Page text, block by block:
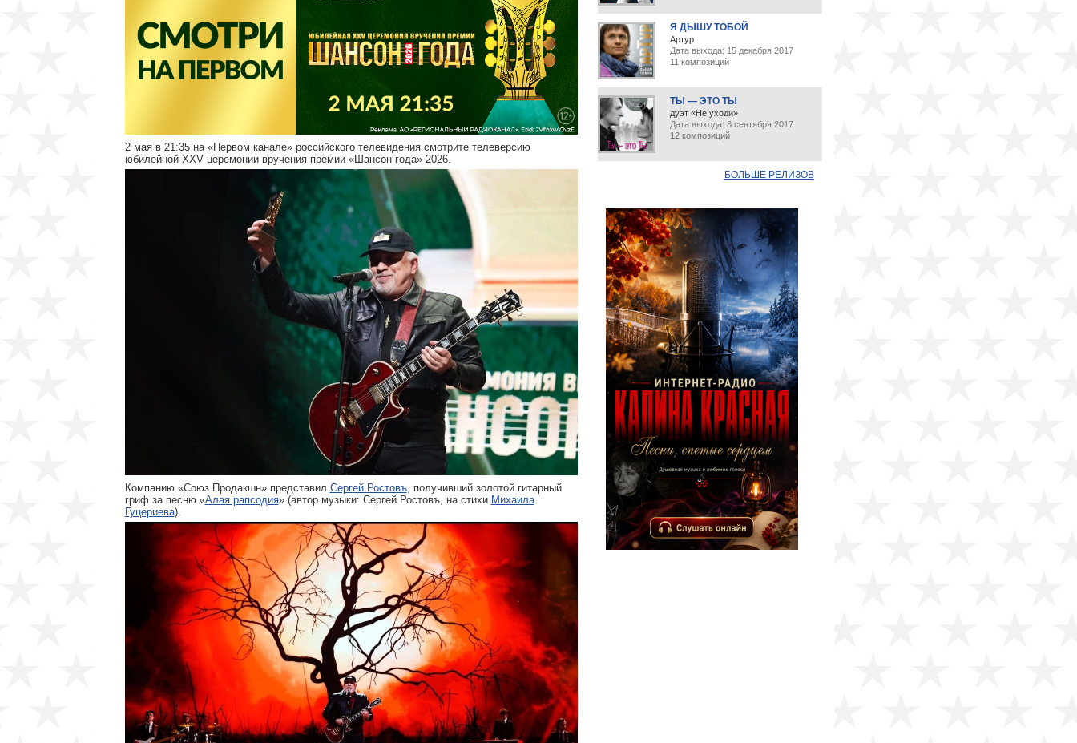
2 мая в 21:35 на «Первом канале» российского телевидения смотрите телеверсию
юбилейной XXV церемонии вручения премии «Шансон года» 2026.
Компанию «Союз Продакшн» представил Сергей Ростовъ, получивший золотой гитарный
гриф за песню «Алая рапсодия» (автор музыки: Сергей Ростовъ, на стихи Михаила
Гуцериева).
Я ДЫШУ ТОБОЙ
Артур
Дата выхода: 15 декабря 2017
11 композиций
ТЫ — ЭТО ТЫ
дуэт «Не уходи»
Дата выхода: 8 сентября 2017
12 композиций
БОЛЬШЕ РЕЛИЗОВ